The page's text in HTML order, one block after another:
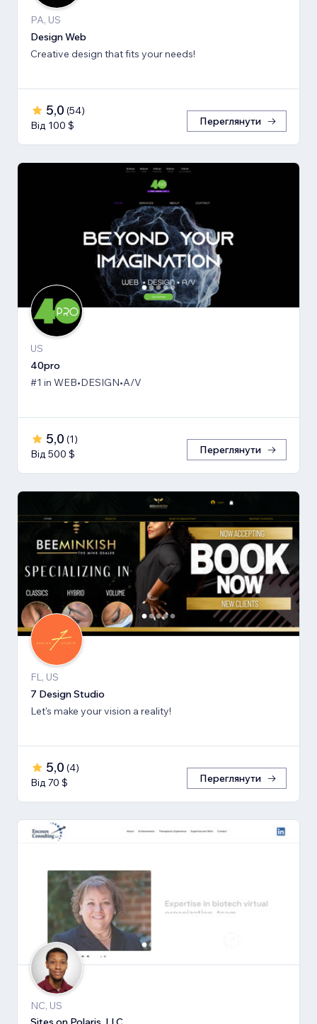
PA, US
Design Web
Creative design that fits your needs!
5,0 (54)
Від 100 $
Переглянути
US
40pro
#1 in WEB•DESIGN•A/V
5,0 (1)
Від 500 $
Переглянути
FL, US
7 Design Studio
Let's make your vision a reality!
5,0 (4)
Від 70 $
Переглянути
NC, US